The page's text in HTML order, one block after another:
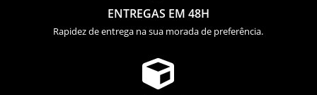
ENTREGAS EM 48H
Rapidez de entrega na sua morada de preferência.
